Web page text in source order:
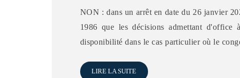
NON : dans un arrêt en date du 26 janvier
1986 que les décisions admettant
disponibilité dans le cas particulier où le
LIRE LA SUITE